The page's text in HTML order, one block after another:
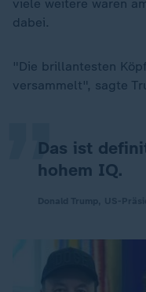
viele weitere waren
dabei.
"Die brillantesten
versammelt", sagte
Das ist
hohem IQ.
„